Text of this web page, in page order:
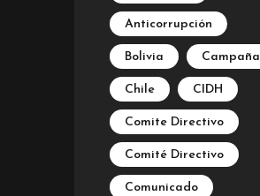
Anticorrupción
Bolivia Campaña
Chile CIDH
Comite Directivo
Comité Directivo
Comunicado